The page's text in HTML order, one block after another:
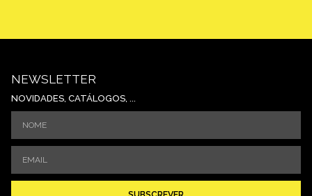
NEWSLETTER
NOVIDADES, CATÁLOGOS, ...